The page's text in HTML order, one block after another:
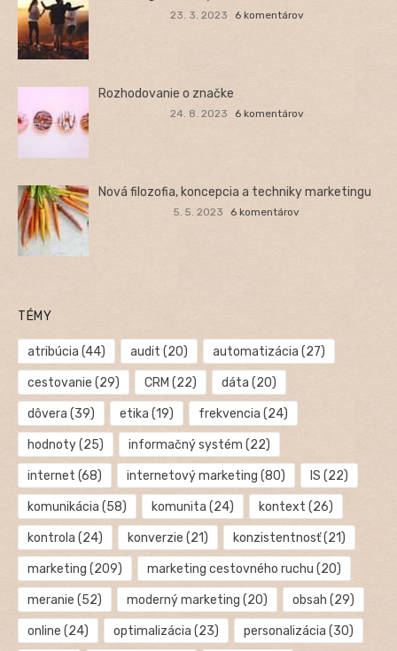
23. 3. 2023 6 komentárov
Rozhodovanie o značke
24. 8. 2023 6 komentárov
Nová filozofia, koncepcia a techniky marketingu
5. 5. 2023 6 komentárov
TÉMY
atribúcia (44) audit (20) automatizácia (27)
cestovanie (29) CRM (22) dáta (20)
dôvera (39) etika (19) frekvencia (24)
hodnoty(25) informačný systém (22)
internet (68) internetový marketing (80) IS (22)
komunikácia (58) komunita (24) kontext (26)
kontrola (24) konverzie (21) konzistentnosť(21)
marketing (209) marketing cestovného ruchu (20)
meranie (52) moderný marketing (20) obsah (29)
online (24) optimalizácia (23) personalizácia (30)